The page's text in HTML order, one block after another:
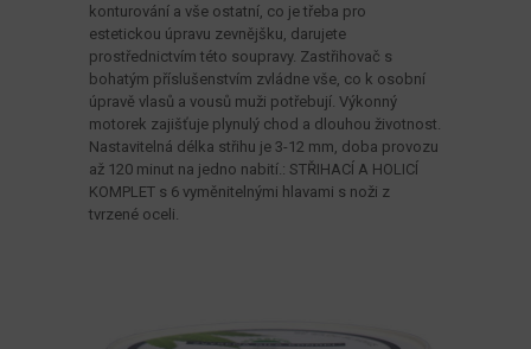
konturování a vše ostatní, co je třeba pro
estetickou úpravu zevnějšku, darujete
prostřednictvím této soupravy. Zastřihovač s
bohatým příslušenstvím zvládne vše, co k osobní
úpravě vlasů a vousů muži potřebují. Výkonný
motorek zajišťuje plynulý chod a dlouhou životnost.
Nastavitelná délka střihu je 3-12 mm, doba provozu
až 120 minut na jedno nabití.: STŘIHACÍ A HOLICÍ
KOMPLET s 6 vyměnitelnými hlavami s noži z
tvrzené oceli.